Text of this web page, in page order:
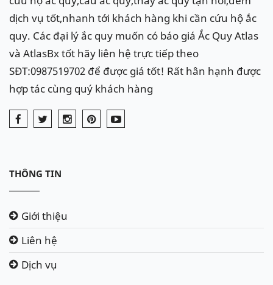
Đối với tất cả các xe do hãng Mercedes sản xuất khi
ắc quy yếu, sẽ có cảnh báo trên bảng đồng hồ taplo:
" Stop Vehicle Leave engine running hoặc Stop
vehicle See Owner's Manual ".
Trong quá trình thay thế tuân thủ nguyên tắc tháo
lắp bình ắc quy: tháo cực Dương (
chạm 2 đầu cực. Bình ắc quy Maybach ở vị trí cốp
Việc thay ắc quy ngoài việc để ý đến các thông số
như Ah (dung lượng) và CCA (dòng khởi động nguội)
chúng ta còn phải để ý đến kích thước bình ắc quy,
chế độ bảo hành, dịch vụ hậu mãi của đại lý,...
dịch vụ tốt,nhanh tới khách hàng khi cần cứu hộ ắc
quy. Các đại lý ắc quy muốn có báo giá Ắc Quy Atlas
và AtlasBx tốt hãy liên hệ trực tiếp theo
SĐT:0987519702 để được giá tốt! Rất hân hạnh được
hợp tác cùng quý khách hàng
THÔNG TIN
Giới thiệu
Liên hệ
Dịch vụ